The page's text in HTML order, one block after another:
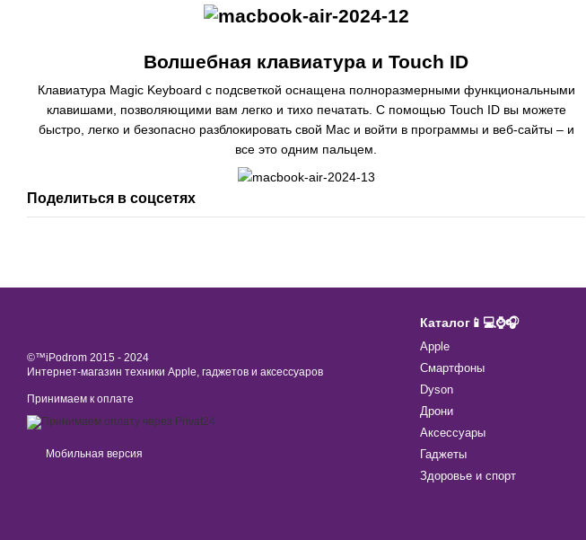
Волшебная клавиатура и Touch ID
Клавиатура Magic Keyboard с подсветкой оснащена полноразмерными функциональными
клавишами, позволяющими вам легко и тихо печатать. С помощью Touch ID вы можете
быстро, легко и безопасно разблокировать свой Mac и войти в программы и веб-сайты – и
все это одним пальцем.
Поделиться в соцсетях
©™iPodrom 2015 - 2024
Интернет-магазин техники Apple, гаджетов и аксессуаров
Принимаем к оплате
Мобильная версия
Каталог📱💻⌚️🎧
Apple
Смартфоны
Dyson
Дрони
Аксессуары
Гаджеты
Здоровье и спорт